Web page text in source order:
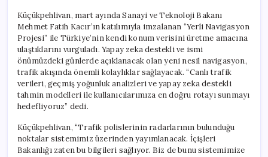
Küçükpehlivan, mart ayında Sanayi ve Teknoloji Bakanı
Mehmet Fatih Kacır’ın katılımıyla imzalanan “Yerli Navigasyon
Projesi” ile Türkiye’nin kendi konum verisini üretme amacına
ulaştıklarını vurguladı. Yapay zeka destekli ve ismi
önümüzdeki günlerde açıklanacak olan yeni nesil navigasyon,
trafik akışında önemli kolaylıklar sağlayacak. “Canlı trafik
verileri, geçmiş yoğunluk analizleri ve yapay zeka destekli
tahmin modelleri ile kullanıcılarımıza en doğru rotayı sunmayı
hedefliyoruz” dedi.
Küçükpehlivan, “Trafik polislerinin radarlarının bulunduğu
noktalar sistemimiz üzerinden yayımlanacak. İçişleri
Bakanlığı zaten bu bilgileri sağlıyor. Biz de bunu sistemimize